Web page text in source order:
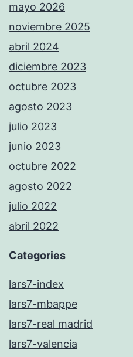
mayo 2026
noviembre 2025
abril 2024
diciembre 2023
octubre 2023
agosto 2023
julio 2023
junio 2023
octubre 2022
agosto 2022
julio 2022
abril 2022
Categories
lars7-index
lars7-mbappe
lars7-real madrid
lars7-valencia